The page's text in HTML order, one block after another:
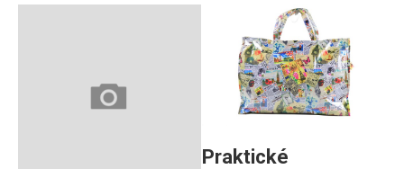
Praktické